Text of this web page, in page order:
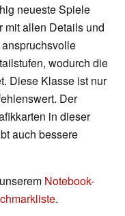
neueste Spiele
mit allen Details und
wodurch die
Diese Klasse ist nur
Der
in dieser
auch bessere
Notebook-
.